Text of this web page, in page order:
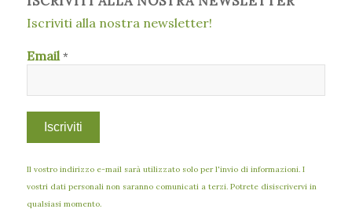
Iscriviti alla nostra newsletter!
Email*
Il vostro indirizzo e-mail sarà utilizzato solo per l'invio di informazioni. I
vostri dati personali non saranno comunicati a terzi. Potrete disiscrivervi in
qualsiasi momento.